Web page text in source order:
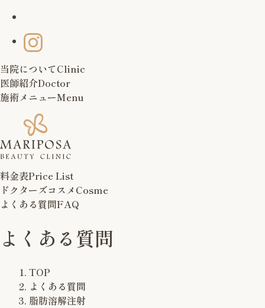
当院についてClinic
医師紹介Doctor
施術メニューMenu
料金表Price List
ドクターズコスメ Cosme
よくある質問FAQ
よくある質問
TOP
よくある質問
脂肪溶解注射